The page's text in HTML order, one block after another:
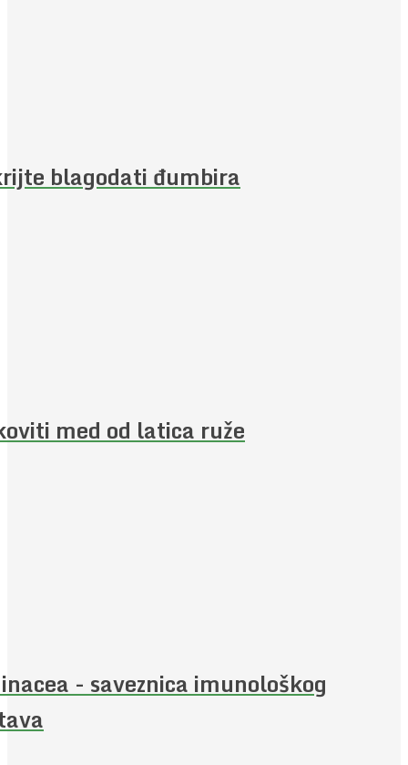
blagodati đumbira
med od latica ruže
- saveznica imunološkog